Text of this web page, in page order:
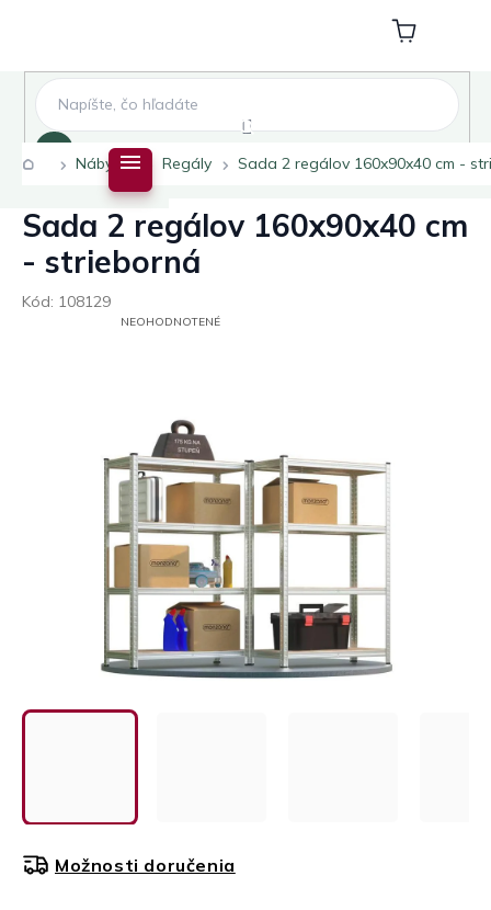
Nákupný
košík
Domov
Nábytok Regály Sada 2 regálov 160x90x40 cm -
Sada 2 regálov 160x90x40 cm
- strieborná
Kód: 108129
PRIEMERNÉNEOHODNOTENÉ
Možnosti doručenia